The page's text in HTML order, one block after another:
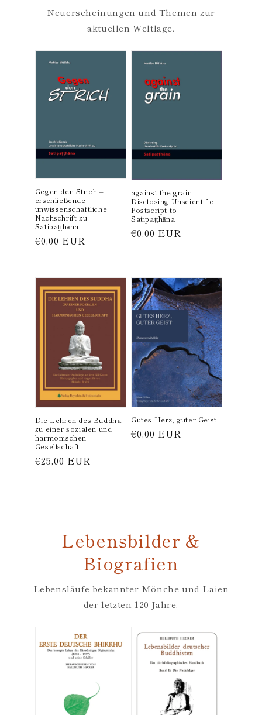
Neuerscheinungen und Themen zur
aktuellen Weltlage.
Gegen den Strich –
erschließende
unwissenschaftliche
Nachschrift zu
Satipaṭṭhāna
Normaler
€0,00 EUR
against the grain –
Disclosing Unscientific
Postscript to
Satipaṭṭhāna
Normaler
€0,00 EUR
Die Lehren des Buddha
zu einer sozialen und
harmonischen
Gesellschaft
Normaler
€25,00 EUR
Gutes Herz, guter Geist
Normaler
€0,00 EUR
Lebensbilder &
Biografien
Lebensläufe bekannter Mönche und Laien
der letzten 120 Jahre.